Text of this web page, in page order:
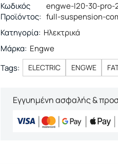
Κωδικός
Προϊόντος:
engwe-l20-30-pro-
full-suspension-
Κατηγορία: Ηλεκτρικά
Μάρκα: Engwe
Tags:
ELECTRIC ENGWE
Εγγυημένη ασφαλής &